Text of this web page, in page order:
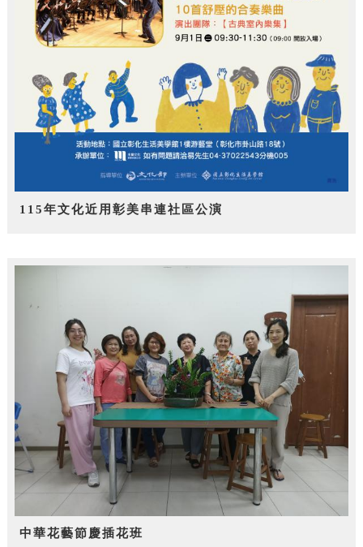
115年文化近用彰美串連社區公演
中華花藝節慶插花班